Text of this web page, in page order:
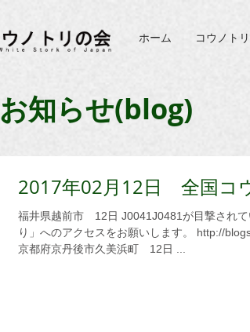
ホーム コウノト
お知らせ(blog)
2017年02月12日 全国コ
福井県越前市 12日 J0041J0481が目撃されています。詳しくは、「コウノトリ舞う里づく
り」へのアクセスをお願いします。 http://blogs.yahoo.co.jp/tune20202004/33014163.html
京都府京丹後市久美浜町 12日 ...